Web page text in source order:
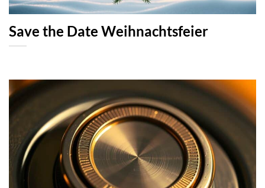
Save the Date Weihnachtsfeier